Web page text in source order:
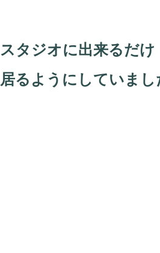
スタジオに出来るだけ
居るようにしていまし